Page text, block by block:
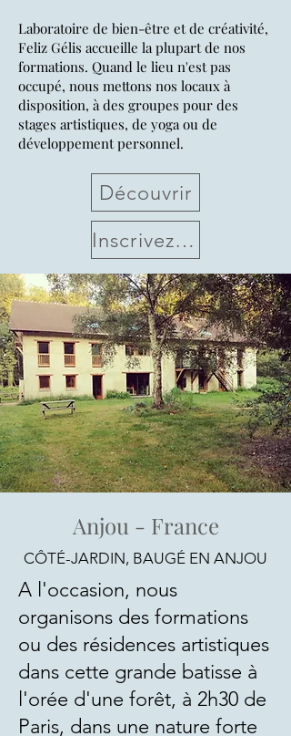
Laboratoire de bien-être et de créativité,
Feliz Gélis accueille la plupart de nos
formations. Quand le lieu n'est pas
occupé, nous mettons nos locaux à
disposition, à des groupes pour des
stages artistiques, de yoga ou de
développement personnel.
Découvrir
Inscrivez-vous !
Anjou - France
CÔTÉ-JARDIN, BAUGÉ EN ANJOU
A l'occasion, nous
organisons des formations
ou des résidences artistiques
dans cette grande batisse à
l'orée d'une forêt, à 2h30 de
Paris, dans une nature forte